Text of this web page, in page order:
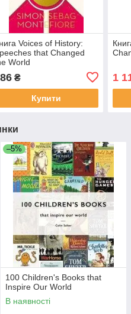
Voices of History:
that Changed
World
₴
Купити
1
–5%
100 Children's Books that
Inspire Our World
В наявності